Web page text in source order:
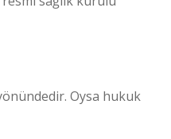
Oysa hukuk